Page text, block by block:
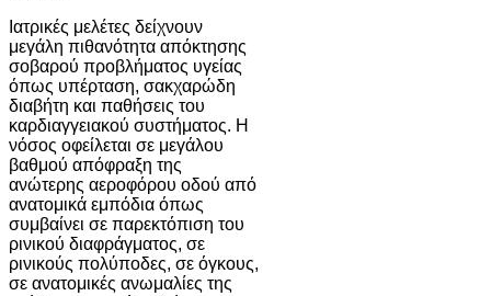
Ιατρικές μελέτες δείχνουν
μεγάλη πιθανότητα απόκτησης
σοβαρού προβλήματος υγείας
όπως υπέρταση, σακχαρώδη
διαβήτη και παθήσεις του
καρδιαγγειακού συστήματος. Η
νόσος οφείλεται σε μεγάλου
βαθμού απόφραξη της
ανώτερης αεροφόρου οδού από
ανατομικά εμπόδια όπως
συμβαίνει σε παρεκτόπιση του
ρινικού διαφράγματος, σε
ρινικούς πολύποδες, σε όγκους,
σε ανατομικές ανωμαλίες της